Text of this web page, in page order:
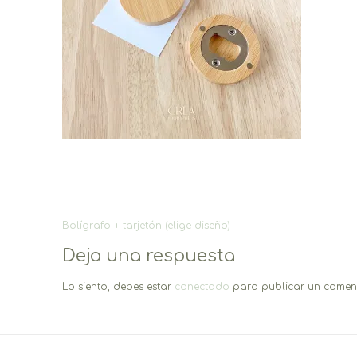
Navegación
entradas
Bolígrafo + tarjetón (elige diseño)
Deja una respuesta
Lo siento, debes estar conectado para publicar un